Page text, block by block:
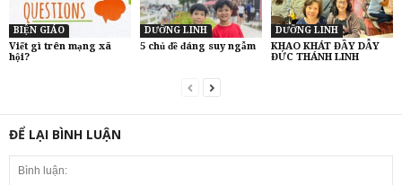
BIỆN GIÁO
Viết gì trên mạng xã
hội?
DƯỠNG LINH
5 chủ đề đáng suy ngẫm
DƯỠNG LINH
KHAO KHÁT ĐẦY DẪY
ĐỨC THÁNH LINH
ĐỂ LẠI BÌNH LUẬN